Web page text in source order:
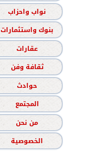
نواب واحزاب
بنوك واستثمارات
عقارات
ثقافة وفن
حوادث
المجتمع
من نحن
الخصوصية